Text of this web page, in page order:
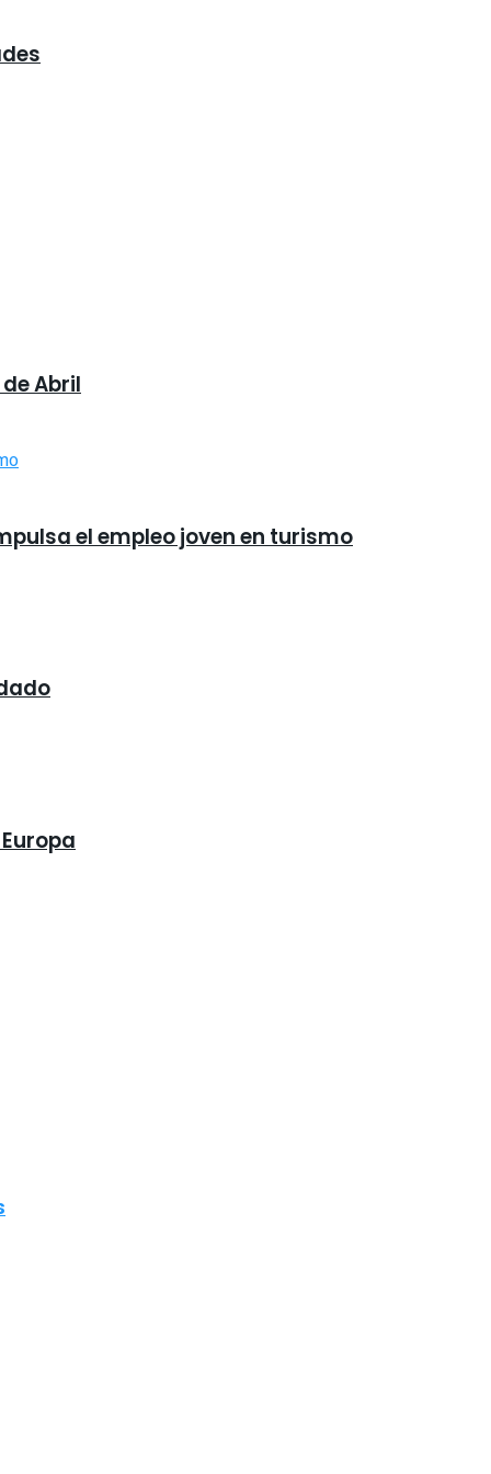
Abril
el empleo joven en turismo